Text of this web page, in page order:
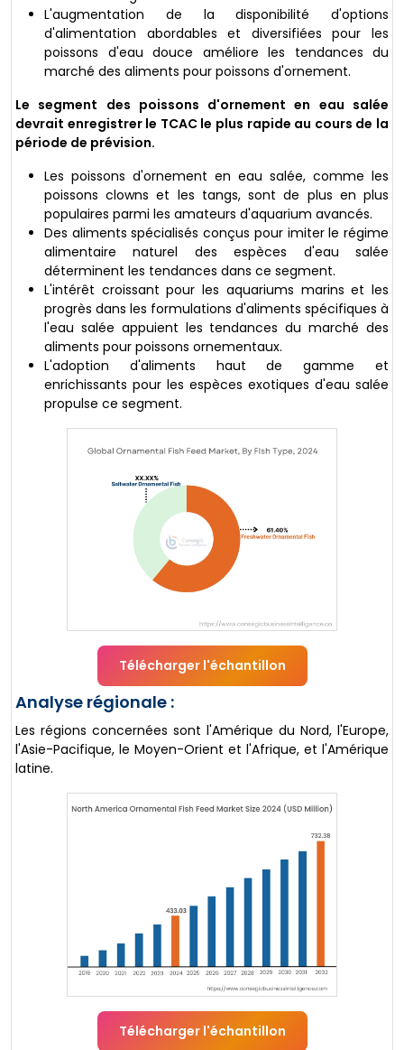
L'augmentation de la disponibilité d'options
d'alimentation abordables et diversifiées pour les
poissons d'eau douce améliore les tendances du
marché des aliments pour poissons d'ornement.
Le segment des poissons d'ornement en eau salée
devrait enregistrer le TCAC le plus rapide au cours de la
période de prévision.
Les poissons d'ornement en eau salée, comme les
poissons clowns et les tangs, sont de plus en plus
populaires parmi les amateurs d'aquarium avancés.
Des aliments spécialisés conçus pour imiter le régime
alimentaire naturel des espèces d'eau salée
déterminent les tendances dans ce segment.
L'intérêt croissant pour les aquariums marins et les
progrès dans les formulations d'aliments spécifiques à
l'eau salée appuient les tendances du marché des
aliments pour poissons ornementaux.
L'adoption d'aliments haut de gamme et
enrichissants pour les espèces exotiques d'eau salée
propulse ce segment.
Télécharger l'échantillon
Analyse régionale :
Les régions concernées sont l'Amérique du Nord, l'Europe,
l'Asie-Pacifique, le Moyen-Orient et l'Afrique, et l'Amérique
latine.
Télécharger l'échantillon